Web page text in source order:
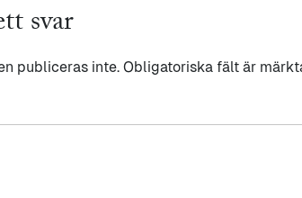
svar
publiceras inte. Obligatoriska fält är